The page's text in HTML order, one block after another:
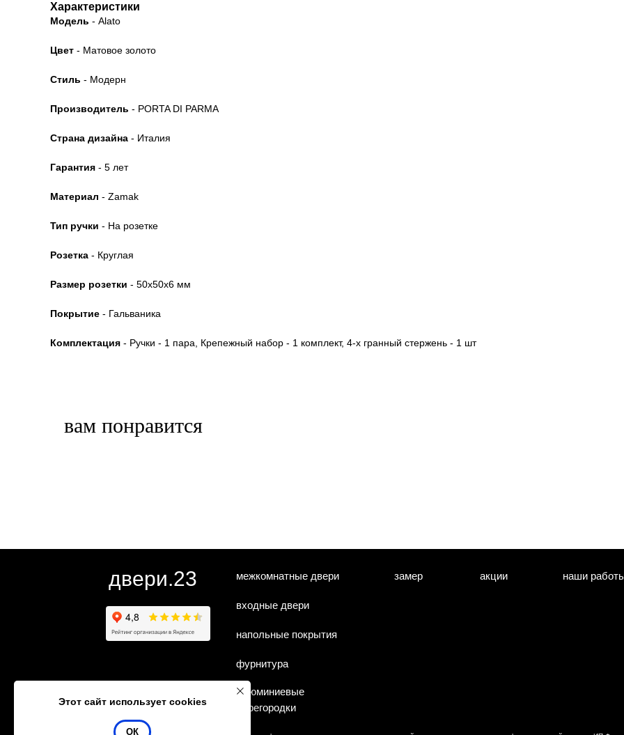
Этот сайт использует cookies
ОК
Характеристики
Модель - Alato
Цвет - Матовое золото
Стиль - Модерн
Производитель - PORTA DI PARMA
Страна дизайна - Италия
Гарантия - 5 лет
Материал - Zamak
Тип ручки - На розетке
Розетка - Круглая
Размер розетки - 50x50x6 мм
Покрытие - Гальваника
Комплектация - Ручки - 1 пара, Крепежный набор - 1 комплект, 4-х гранный стержень - 1 шт
вам понравится
двери.23
напольные покрытия
межкомнатные двери
входные двери
фурнитура
замер акции наши
алюминиевые
перегородки